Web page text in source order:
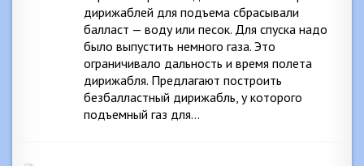
дирижаблей для подъема сбрасывали
балласт — воду или песок. Для спуска надо
было выпустить немного газа. Это
ограничивало дальность и время полета
дирижабля. Предлагают построить
безбалластный дирижабль, у которого
подъемный газ для…